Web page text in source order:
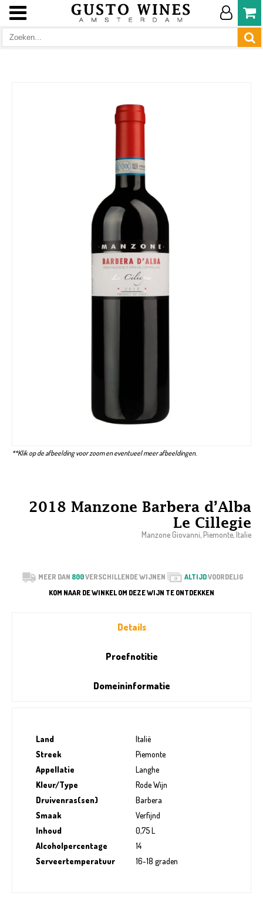
**Klik op de afbeelding voor zoom en eventueel meer afbeeldingen.
2018 Manzone Barbera d’Alba
Le Cillegie
Manzone Giovanni, Piemonte, Italie
MEER DAN 800VERSCHILLENDE WIJNEN ALTIJDVOORDELIG
KOM NAAR DE WINKEL OM DEZE WIJN TE ONTDEKKEN
Details
Proefnotitie
Domeininformatie
Land
Italië
Streek
Piemonte
Appellatie
Langhe
Kleur/Type
Rode Wijn
Druivenras(sen)
Barbera
Smaak
Verfijnd
Inhoud
0,75 L
Alcoholpercentage
14
Serveertemperatuur
16-18 graden